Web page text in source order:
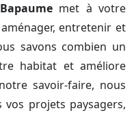
met à votre
entretenir et
savons combien un
habitat et améliore
savoir-faire, nous
projets paysagers,